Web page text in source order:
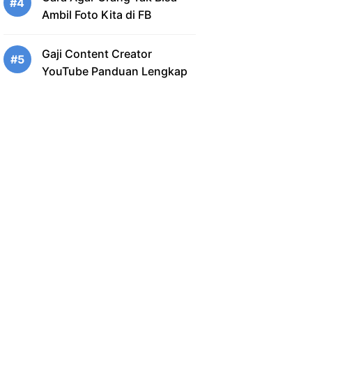
Ambil Foto Kita di FB
#5
Gaji Content Creator
YouTube Panduan Lengkap